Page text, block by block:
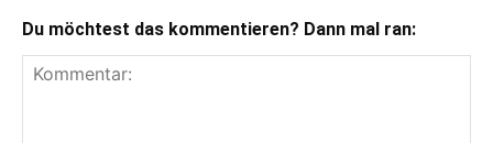
Du möchtest das kommentieren? Dann mal ran: